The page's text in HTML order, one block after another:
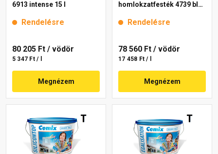
6913 intense 15 l
Rendelésre
80 205 Ft / vödör
5 347 Ft / l
Megnézem
homlokzatfesték 4739 blue
Rendelésre
78 560 Ft / vödör
17 458 Ft / l
Megnézem